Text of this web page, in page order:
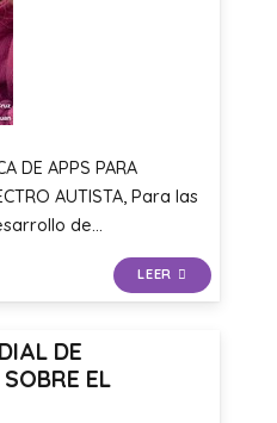
DE APPS PARA
AUTISTA, Para las
de…
LEER
DE
EL